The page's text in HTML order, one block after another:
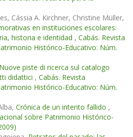
Cássia A. Kirchner, Christine Müller,
en instituciones escolares:
historia e identidad , Cabás. Revista
Histórico-Educativo: Núm.
Nuove piste di ricerca sul catalogo
didattici , Cabás. Revista
Histórico-Educativo: Núm.
Crónica de un intento fallido ,
sobre Patrimonio Histórico-